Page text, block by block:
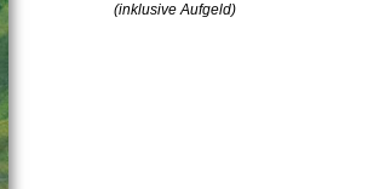
(inklusive Aufgeld)